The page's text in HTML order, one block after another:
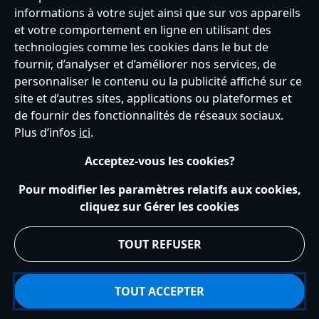
Partez à l'aventure grâce à notre sélection de bagages et sacs à dos.
Optez pour une valise à roulettes Minnie ou préférez un simple sac
à dosLoungeflyEncanto ou Minnie. Pour aller à l'école avec style,
choisissez notre sac en jean Lilo & Stitch ou l'élégant sac à dos
Roi Lion. Et pour les amoureux de shopping, n'oubliez pas nos
portefeuilles colorés Mickey et Stitch.
Pour les amoureux de l'eau et de la baignade, allez jeter un œil à
nos charmants sacs de plage Vaiana etLa Reine des Neiges, ainsi
que notre joli sac de natation La Petite Sirène, parfaits pour
France
Service clients Conditions d’utilisation
Politique de cookies
Notice relative à la confidentialité
s172 Statements
Accessibility
informations à votre sujet ainsi que sur vos appareils
et votre comportement en ligne en utilisant des
technologies comme les cookies dans le but de
fournir, d’analyser et d’améliorer nos services, de
personnaliser le contenu ou la publicité affiché sur ce
site et d’autres sites, applications ou plateformes et
de fournir des fonctionnalités de réseaux sociaux.
Plus d’infos ici.
Acceptez-vous les cookies?
Pour modifier les paramètres relatifs aux cookies,
cliquez sur Gérer les cookies
TOUT REFUSER
TOUT ACCEPTER